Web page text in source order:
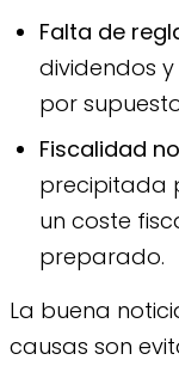
Falta de
dividendos
por
Fiscalidad
precipitada
un coste
preparado.
La buena
causas son